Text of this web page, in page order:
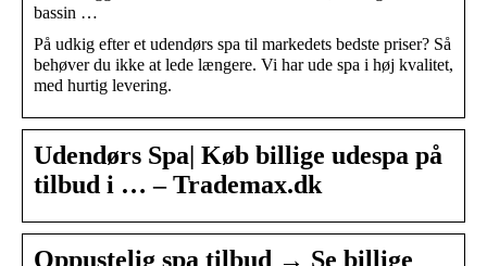
bassin …
På udkig efter et udendørs spa til markedets bedste priser? Så
behøver du ikke at lede længere. Vi har ude spa i høj kvalitet,
med hurtig levering.
Udendørs Spa| Køb billige udespa på
tilbud i … – Trademax.dk
Oppustelig spa tilbud → Se billige